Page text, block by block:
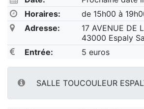
Horaires:
de 15h00 à
Adresse:
17 AVENUE DE
43000 Espaly
Entrée:
5 euros
SALLE TOUCOULEUR